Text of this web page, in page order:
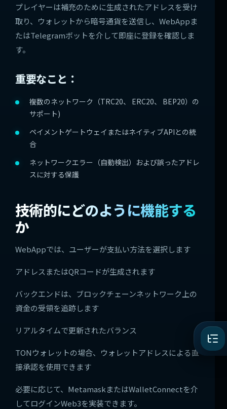
プレイヤーは補充のために生成されたアドレスを受け
取り、ウォレットから暗号通貨を送信し、WebAppま
たはTelegramボットを介して即座に登録を確認しま
す。
重要なこと：
複数のネットワーク（TRC20、 ERC20、 BEP20）の
サポート)
ペイメントゲートウェイまたはネイティブAPIとの統
合
ネットワークエラー（自動検出）および誤ったアドレ
スに対する保護
技術的にどのように機能する
か
WebAppでは、ユーザーが支払い方法を選択します
アドレスまたはQRコードが生成されます
バックエンドは、ブロックチェーンネットワーク上の
資金の受領を追跡します
リアルタイムで更新されたバランス
TONウォレットの場合、ウォレットアドレスによる直
接承認を使用できます
必要に応じて、MetamaskまたはWalletConnectを介
してログインWeb3を実装できます。